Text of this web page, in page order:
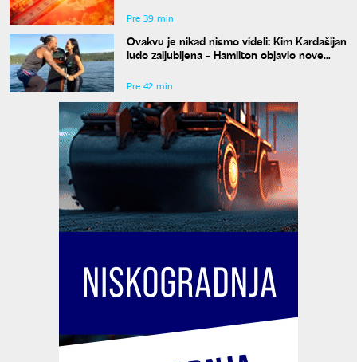
Pre 39 min
Ovakvu je nikad nismo videli: Kim Kardašijan
ludo zaljubljena - Hamilton objavio nove
Pre 42 min